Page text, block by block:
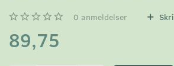
0 anmeldelser
89,75